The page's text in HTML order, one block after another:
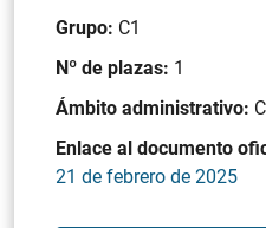
Grupo: C1
Nº de plazas: 1
Ámbito administrativo:
Enlace al documento
21 de febrero de 2025